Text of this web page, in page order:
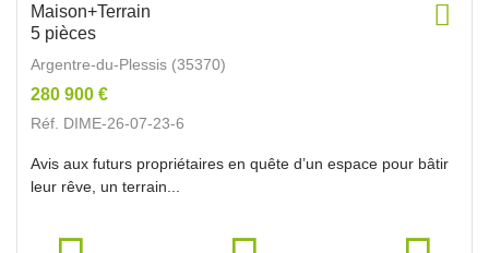
Maison+Terrain
5 pièces
Argentre-du-Plessis (35370)
280 900 €
Réf. DIME-26-07-23-6
Avis aux futurs propriétaires en quête d’un espace pour bâtir
leur rêve, un terrain...